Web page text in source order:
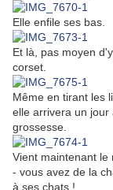
Elle enfile ses bas.
Et là, pas moyen
corset.
Même en tirant les
elle arrivera un jour
grossesse.
Vient maintenant le
- vous avez de la
à ses chats !